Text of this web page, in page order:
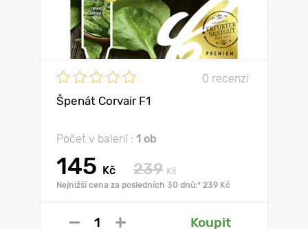
0 recenzí
Špenát Corvair F1
Počet v balení : 1 ob
145 Kč 239 Kč
Nejnižší cena za posledních 30 dnů:* 239 Kč
Koupit